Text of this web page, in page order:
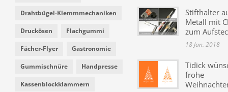
Drahtbügel-Klemmmechaniken
Druckösen Flachgummi
Fächer-Flyer Gastronomie
Gummischnüre Handpresse
Kassenblockklammern
Stifthalter
Metall mit
zum
18 Jan. 2018
Tidick
frohe